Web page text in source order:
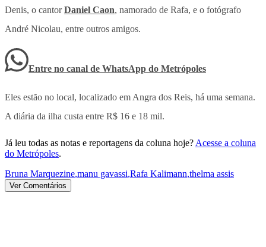
Denis, o cantorDaniel Caon, namorado de Rafa, e o fotógrafo
André Nicolau, entre outros amigos.
Entre no canal de WhatsApp do Metrópoles
Eles estão no local, localizado em Angra dos Reis, há uma semana.
A diária da ilha custa entre R$ 16 e 18 mil.
Já leu todas as notas e reportagens da coluna hoje? Acesse a coluna
do Metrópoles.
Bruna Marquezine,manu gavassi,Rafa Kalimann,thelma assis
Ver Comentários